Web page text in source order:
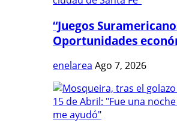
“Juegos
Oportunidades
enelarea Ago 7, 2026